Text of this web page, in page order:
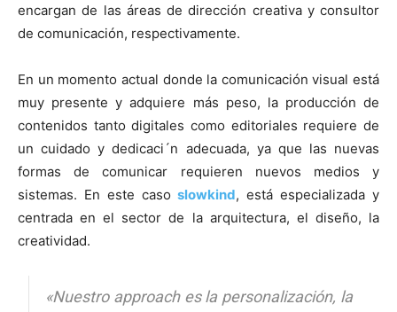
encargan de las áreas de dirección creativa y consultor
de comunicación, respectivamente.
En un momento actual donde la comunicación visual está
muy presente y adquiere más peso, la producción de
contenidos tanto digitales como editoriales requiere de
un cuidado y dedicaci´n adecuada, ya que las nuevas
formas de comunicar requieren nuevos medios y
sistemas. En este casoslowkind, está especializada y
centrada en el sector de la arquitectura, el diseño, la
creatividad.
«Nuestro approaches la personalización, la